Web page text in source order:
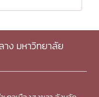
ง มหาวิทยาลัย